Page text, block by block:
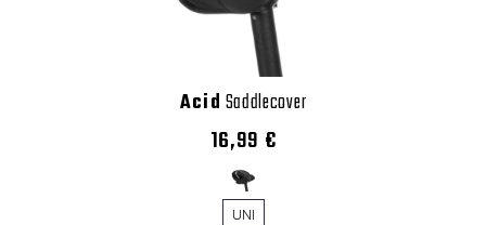
Acid Saddlecover
16,99 €
UNI